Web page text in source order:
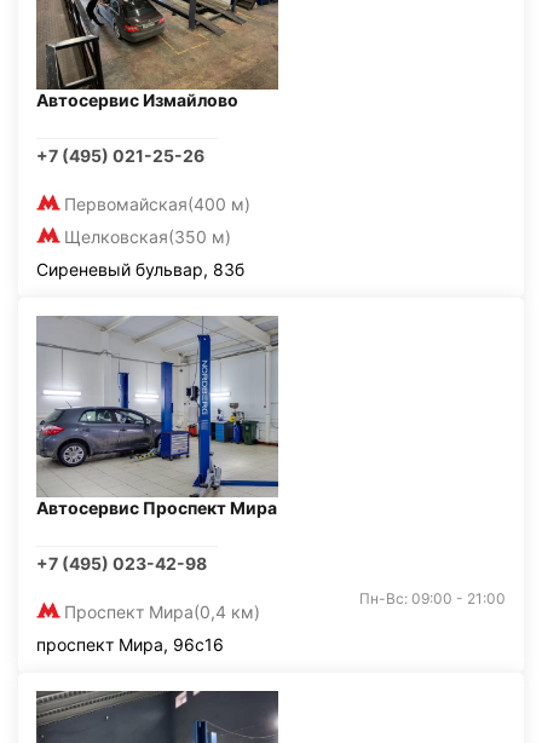
Автосервис Измайлово
+7 (495) 021-25-26
Первомайская(400 м)
Щелковская(350 м)
Сиреневый бульвар, 83б
Автосервис Проспект Мира
+7 (495) 023-42-98
Проспект Мира(0,4 км)
Пн-Вс: 09:00 - 21:00
проспект Мира, 96с16